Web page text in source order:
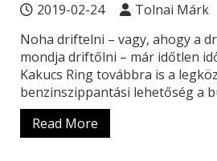
2019-02-24 Tolnai Márk
Noha driftelni – vagy, ahogy a
mondja driftőlni – már időtlen
Kakucs Ring továbbra is a
benzinszippantási lehetőség a
Read More